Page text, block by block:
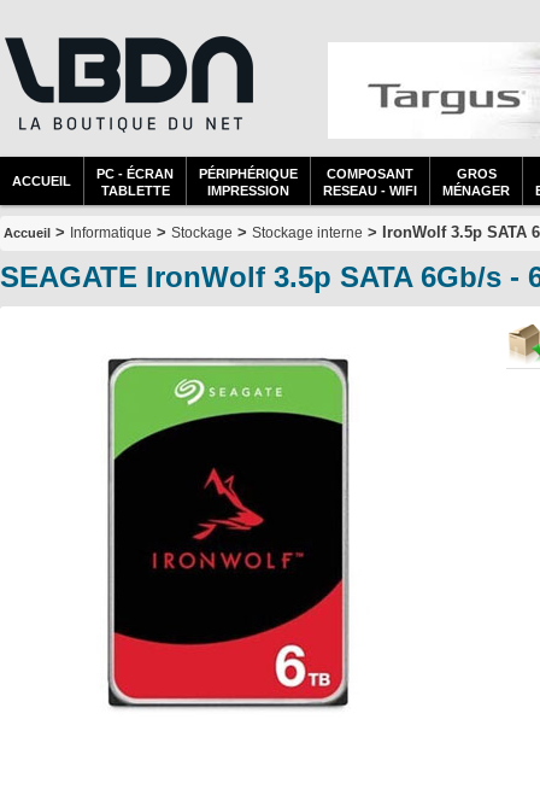
ACCUEIL
PC - ÉCRAN
TABLETTE
PÉRIPHÉRIQUE
IMPRESSION
COMPOSANT
RESEAU - WIFI
GROS
MÉNAGER
Accueil > Informatique > Stockage > Stockage interne > IronWolf 3.5p SATA
SEAGATE IronWolf 3.5p SATA 6Gb/s -